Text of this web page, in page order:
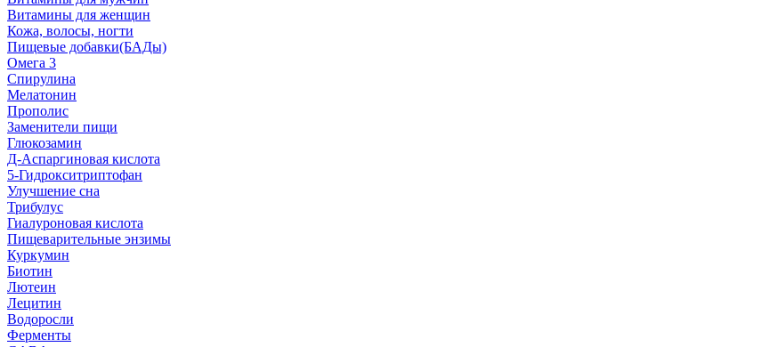
Витамины для женщин
Кожа, волосы, ногти
Пищевые добавки(БАДы)
Омега 3
Спирулина
Мелатонин
Прополис
Заменители пищи
Глюкозамин
Д-Аспаргиновая кислота
5-Гидрокситриптофан
Улучшение сна
Трибулус
Гиалуроновая кислота
Пищеварительные энзимы
Куркумин
Биотин
Лютеин
Лецитин
Водоросли
Ферменты